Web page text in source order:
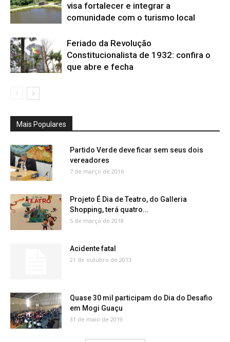
visa fortalecer e integrar a
comunidade com o turismo local
Feriado da Revolução
Constitucionalista de 1932: confira o
que abre e fecha
Mais Populares
Partido Verde deve ficar sem seus dois
vereadores
7 de março de 2016
Projeto É Dia de Teatro, do Galleria
Shopping, terá quatro...
5 de março de 2018
Acidente fatal
21 de outubro de 2013
Quase 30 mil participam do Dia do Desafio
em Mogi Guaçu
31 de maio de 2019